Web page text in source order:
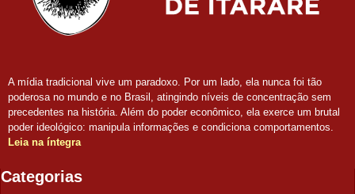
A mídia tradicional vive um paradoxo. Por um lado, ela nunca foi tão
poderosa no mundo e no Brasil, atingindo níveis de concentração sem
precedentes na história. Além do poder econômico, ela exerce um brutal
poder ideológico: manipula informações e condiciona comportamentos.
Leia na íntegra
Categorias